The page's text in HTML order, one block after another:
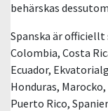
behärskas
Spanska är
Colombia, Costa
Ecuador,
Honduras,
Puerto Rico,